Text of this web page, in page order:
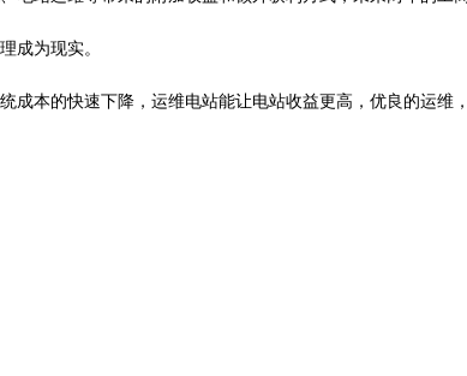
成为现实。
的快速下降，运维电站能让电站收益更高，优良的运维，